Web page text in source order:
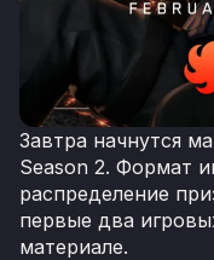
Завтра начнутся
Season 2. Формат
распределение
первые два
материале.